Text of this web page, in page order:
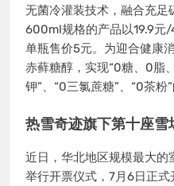
无菌冷灌装技术，融合充足
600ml规格的产品以19.9元/
单瓶售价5元。为迎合健康
赤藓糖醇，实现“0糖、0脂
钾”、“0三氯蔗糖”、“0茶粉”
热雪奇迹旗下第十座雪
近日，华北地区规模最大
举行开票仪式，7月6日正